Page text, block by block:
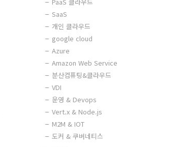
SaaS
개인 클라우드
google cloud
Azure
Amazon Web Service
분산컴퓨팅&클라우드
VDI
운영 & Devops
Vert.x & Node.js
M2M & IOT
도커 & 쿠버네티스